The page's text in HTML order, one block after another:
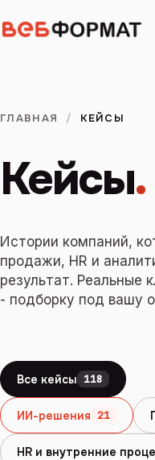
ГЛАВНАЯ / КЕЙСЫ
Кейсы.
Истории компаний,
продажи, HR и
результат. Реальные
- подборку под вашу
Все кейсы 118
ИИ-решения 21
HR и внутренние